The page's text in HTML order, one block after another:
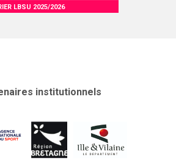
LBSU 2025/2026
institutionnels